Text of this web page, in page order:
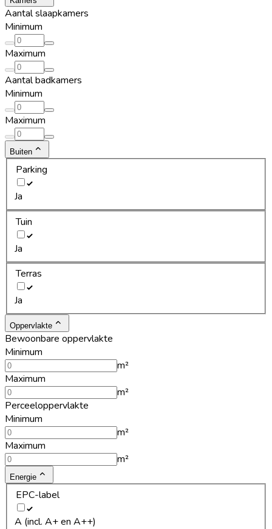
Aantal slaapkamers
Minimum
Maximum
Aantal badkamers
Minimum
Maximum
Buiten
Parking
Ja
Tuin
Ja
Terras
Ja
Oppervlakte
Bewoonbare oppervlakte
Minimum
m²
Maximum
m²
Perceeloppervlakte
Minimum
m²
Maximum
m²
Energie
EPC-label
A (incl. A+ en A++)